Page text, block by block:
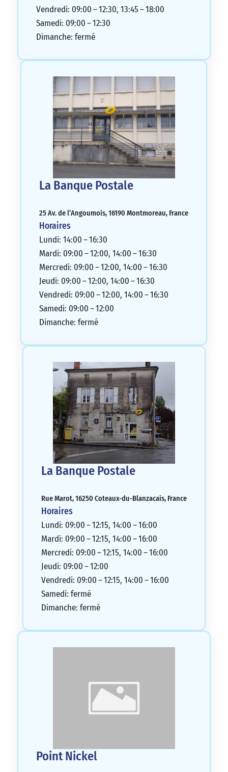
Vendredi: 09:00 – 12:30, 13:45 – 18:00
Samedi: 09:00 – 12:30
Dimanche: fermé
La Banque Postale
25 Av. de l’Angoumois, 16190 Montmoreau, France
Horaires
Lundi: 14:00 – 16:30
Mardi: 09:00 – 12:00, 14:00 – 16:30
Mercredi: 09:00 – 12:00, 14:00 – 16:30
Jeudi: 09:00 – 12:00, 14:00 – 16:30
Vendredi: 09:00 – 12:00, 14:00 – 16:30
Samedi: 09:00 – 12:00
Dimanche: fermé
La Banque Postale
Rue Marot, 16250 Coteaux-du-Blanzacais, France
Horaires
Lundi: 09:00 – 12:15, 14:00 – 16:00
Mardi: 09:00 – 12:15, 14:00 – 16:00
Mercredi: 09:00 – 12:15, 14:00 – 16:00
Jeudi: 09:00 – 12:00
Vendredi: 09:00 – 12:15, 14:00 – 16:00
Samedi: fermé
Dimanche: fermé
Point Nickel